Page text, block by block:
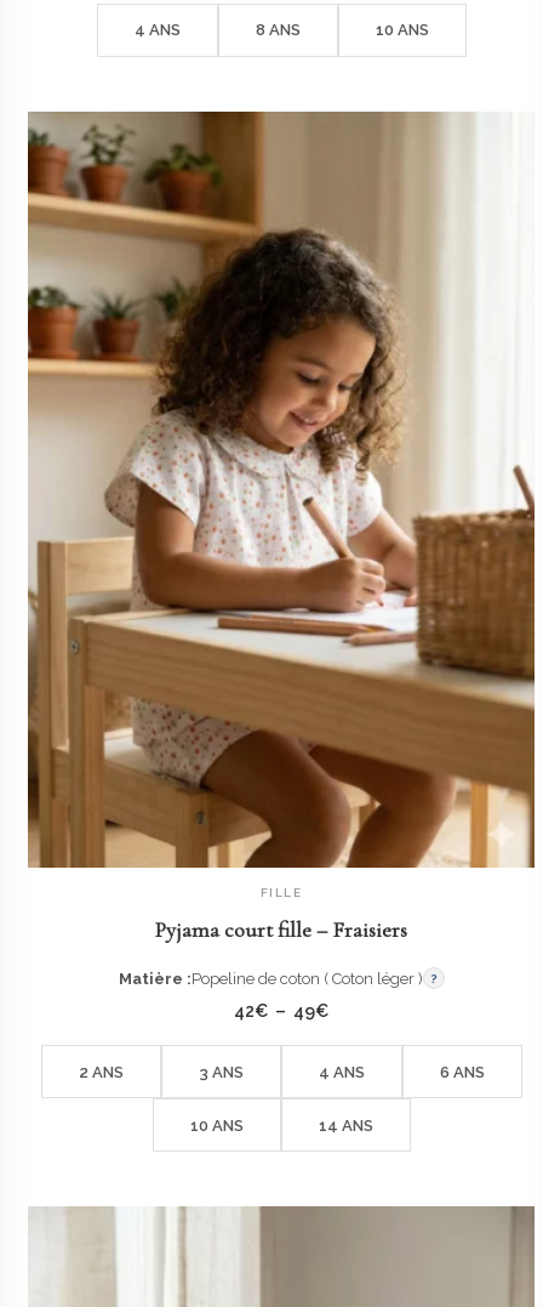
prix :
4 ANS 8 ANS 10 ANS
AJOUTER AU PANIER
FILLE
Pyjama court fille – Fraisiers
Matière :Popeline de coton ( Coton léger ) ?
42€ – 49€Plage
prix :
42€
2 ANS 3 ANS 4 ANS 6 ANS
10 ANS 14 ANS